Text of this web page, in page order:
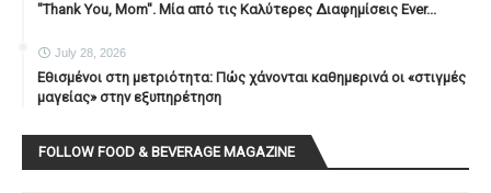
"Thank You, Mοm". Μία από τις Καλύτερες Διαφημίσεις Ever...
July 28, 2026
Εθισμένοι στη μετριότητα: Πώς χάνονται καθημερινά οι «στιγμές
μαγείας» στην εξυπηρέτηση
FOLLOW FOOD & BEVERAGE MAGAZINE